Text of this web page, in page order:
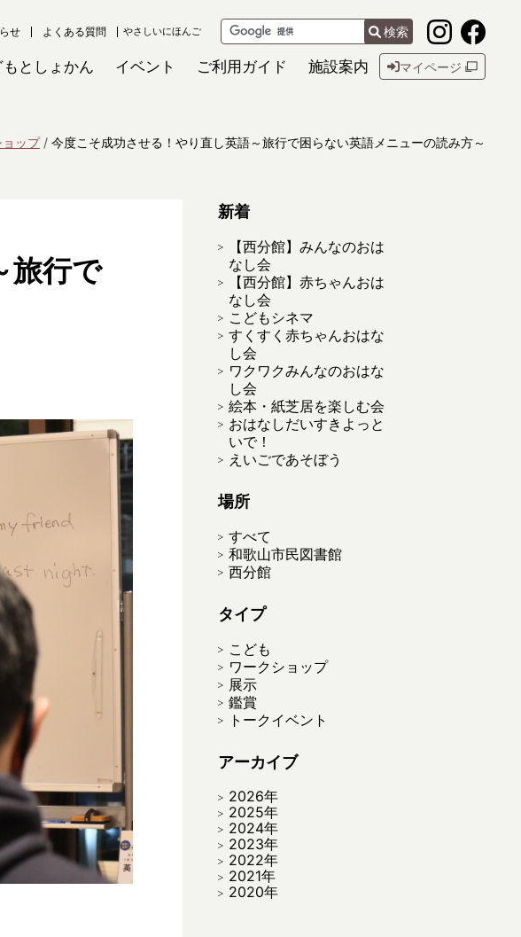
せ よくある質問 やさしいにほんご 検索
もとしょかん イベント ご利用ガイド 施設案内 マイページ
ョップ 今度こそ成功させる！やり直し英語～旅行で困らない英語メニューの読み方～
旅行で
新着
【西分館】みんなのおは
なし会
【西分館】赤ちゃんおは
なし会
こどもシネマ
すくすく赤ちゃんおはな
し会
ワクワクみんなのおはな
し会
絵本・紙芝居を楽しむ会
おはなしだいすきよっと
いで！
えいごであそぼう
場所
すべて
和歌山市民図書館
西分館
タイプ
こども
ワークショップ
展示
鑑賞
トークイベント
アーカイブ
2026年
2025年
2024年
2023年
2022年
2021年
2020年